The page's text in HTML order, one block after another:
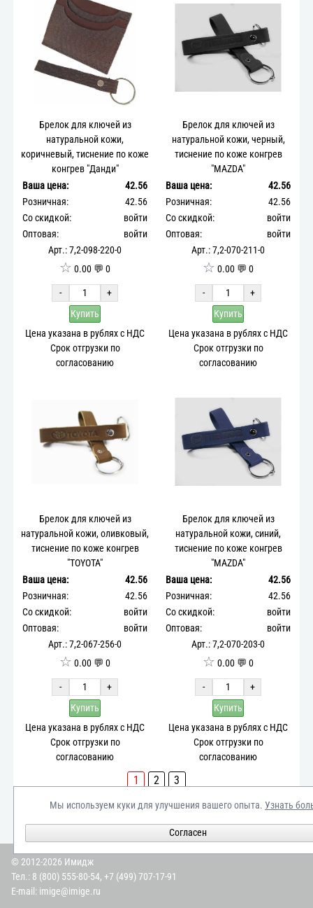
Брелок для ключей из
натуральной кожи,
коричневый, тиснение по коже
конгрев "Данди"
Ваша цена:
42.56
Розничная:
42.56
Со скидкой:
войти
Оптовая:
войти
Арт.: 7,2-098-220-0
☆ 0.00 💬 0
-
+
Купить
Цена указана в рублях с НДС
Срок отгрузки по
согласованию
Брелок для ключей из
натуральной кожи, черный,
тиснение по коже конгрев
"MAZDA"
Ваша цена:
42.56
Розничная:
42.56
Со скидкой:
войти
Оптовая:
войти
Арт.: 7,2-070-211-0
☆ 0.00 💬 0
-
+
Купить
Цена указана в рублях с НДС
Срок отгрузки по
согласованию
Брелок для ключей из
натуральной кожи, оливковый,
тиснение по коже конгрев
"TOYOTA"
Ваша цена:
42.56
Розничная:
42.56
Со скидкой:
войти
Оптовая:
войти
Арт.: 7,2-067-256-0
☆ 0.00 💬 0
-
+
Купить
Цена указана в рублях с НДС
Срок отгрузки по
согласованию
Брелок для ключей из
натуральной кожи, синий,
тиснение по коже конгрев
"MAZDA"
Ваша цена:
42.56
Розничная:
42.56
Со скидкой:
войти
Оптовая:
войти
Арт.: 7,2-070-203-0
☆ 0.00 💬 0
-
+
Купить
Цена указана в рублях с НДС
Срок отгрузки по
согласованию
1 2 3
Купить брелоки
Узнать подробности
Мы используем куки для улучшения вашего опыта. Узнать
Согласен
© 2012-2026 Имидж
Тел.: 8 (800) 555-80-54, +7 (499) 707-17-91
E-mail: imige@imige.ru